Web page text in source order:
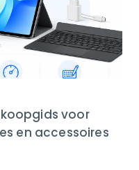
voor
en accessoires